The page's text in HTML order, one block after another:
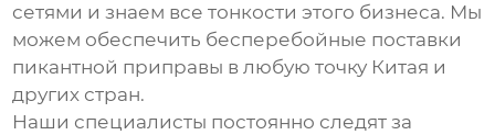
сетями и знаем все тонкости этого бизнеса. Мы
можем обеспечить бесперебойные поставки
пикантной приправы в любую точку Китая и
других стран.
Наши специалисты постоянно следят за